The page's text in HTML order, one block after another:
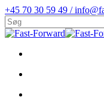
Skip
to
main
+45 70 30 59 49 /
Close